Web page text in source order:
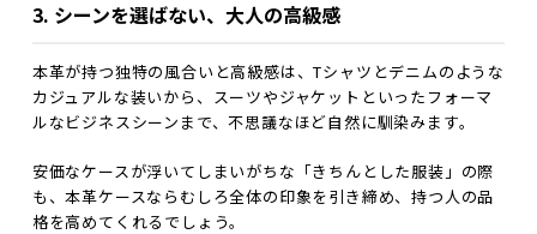
3. シーンを選ばない、大人の高級感
本革が持つ独特の風合いと高級感は、Tシャツとデニムのような
カジュアルな装いから、スーツやジャケットといったフォーマ
ルなビジネスシーンまで、不思議なほど自然に馴染みます。
安価なケースが浮いてしまいがちな「きちんとした服装」の際
も、本革ケースならむしろ全体の印象を引き締め、持つ人の品
格を高めてくれるでしょう。